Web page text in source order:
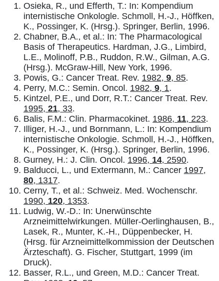
Osieka, R., und Efferth, T.: In: Kompendium
internistische Onkologle. Schmoll, H.-J., Höffken,
K., Possinger, K. (Hrsg.). Springer, Berlin, 1996.
Chabner, B.A., et al.: In: The Pharmacological
Basis of Therapeutics. Hardman, J.G., Limbird,
L.E., Molinoff, P.B., Ruddon, R.W., Gilman, A.G.
(Hrsg.). McGraw-Hill, New York, 1996.
Powis, G.: Cancer Treat. Rev. 1982, 9, 85.
Perry, M.C.: Semin. Oncol. 1982, 9, 1.
Kintzel, P.E., und Dorr, R.T.: Cancer Treat. Rev.
1995, 21, 33.
Balis, F.M.: Clin. Pharmacokinet. 1986, 11, 223.
Illiger, H.-J., und Bornmann, L.: In: Kompendium
internistische Onkologie. Schmoll, H.-J., Höffken,
K., Possinger, K. (Hrsg.). Springer, Berlin, 1996.
Gurney, H.: J. Clin. Oncol. 1996, 14, 2590.
Balducci, L., und Extermann, M.: Cancer 1997,
80, 1317.
Cerny, T., et al.: Schweiz. Med. Wochenschr.
1990, 120, 1353.
Ludwig, W.-D.: In: Unerwünschte
Arzneimittelwirkungen. Müller-Oerlinghausen, B.,
Lasek, R., Munter, K.-H., Düppenbecker, H.
(Hrsg. für Arzneimittelkommission der Deutschen
Ärzteschaft). G. Fischer, Stuttgart, 1999 (im
Druck).
Basser, R.L., und Green, M.D.: Cancer Treat.